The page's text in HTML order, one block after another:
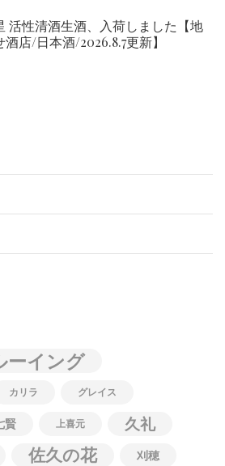
活性清酒生酒、入荷しました【地
店/日本酒/2026.8.7更新】
ーイング
カリラ グレイス
賢 上喜元
久礼
佐久の花 刈穂